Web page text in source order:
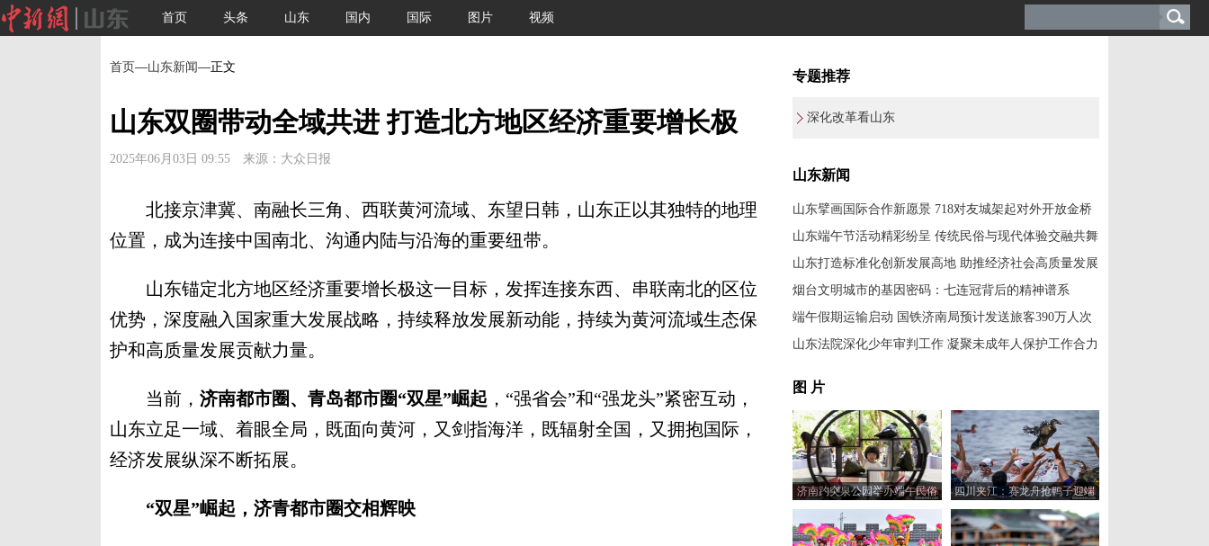
首页 头条 山东 国内 国际 图片 视频
首页—山东新闻—正文
山东双圈带动全域共进 打造北方地区经济重要增长极
2025年06月03日 09:55 来源：大众日报
北接京津冀、南融长三角、西联黄河流域、东望日韩，山东正以其独特的地理
位置，成为连接中国南北、沟通内陆与沿海的重要纽带。
山东锚定北方地区经济重要增长极这一目标，发挥连接东西、串联南北的区位
优势，深度融入国家重大发展战略，持续释放发展新动能，持续为黄河流域生态保
护和高质量发展贡献力量。
当前， 济南都市圈、青岛都市圈“双星”崛起 ，“强省会”和“强龙头”紧密互动，
山东立足一域、着眼全局，既面向黄河，又剑指海洋，既辐射全国，又拥抱国际，
经济发展纵深不断拓展。
“双星”崛起，济青都市圈交相辉映
专题推荐
深化改革看山东
山东新闻
山东擘画国际合作新愿景 718对友城架起对外开放金桥
山东端午节活动精彩纷呈 传统民俗与现代体验交融共舞
山东打造标准化创新发展高地 助推经济社会高质量发展
烟台文明城市的基因密码：七连冠背后的精神谱系
端午假期运输启动 国铁济南局预计发送旅客390万人次
山东法院深化少年审判工作 凝聚未成年人保护工作合力
图 片
济南趵突泉公园举办端午民俗
体验活动
四川夹江：赛龙舟抢鸭子迎端
午